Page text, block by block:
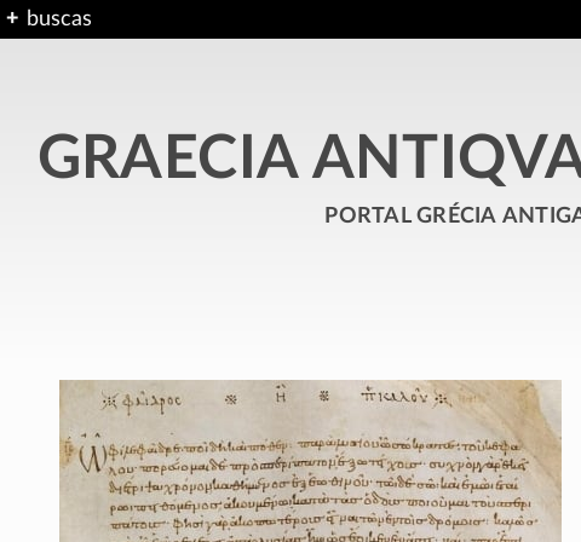
buscas
GRAECIA
portal grécia